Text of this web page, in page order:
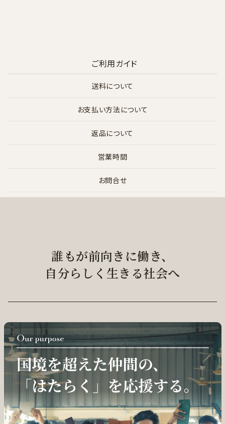
ご利用ガイド
送料について
お支払い方法について
返品について
営業時間
お問合せ
誰もが前向きに働き、
自分らしく生きる社会へ